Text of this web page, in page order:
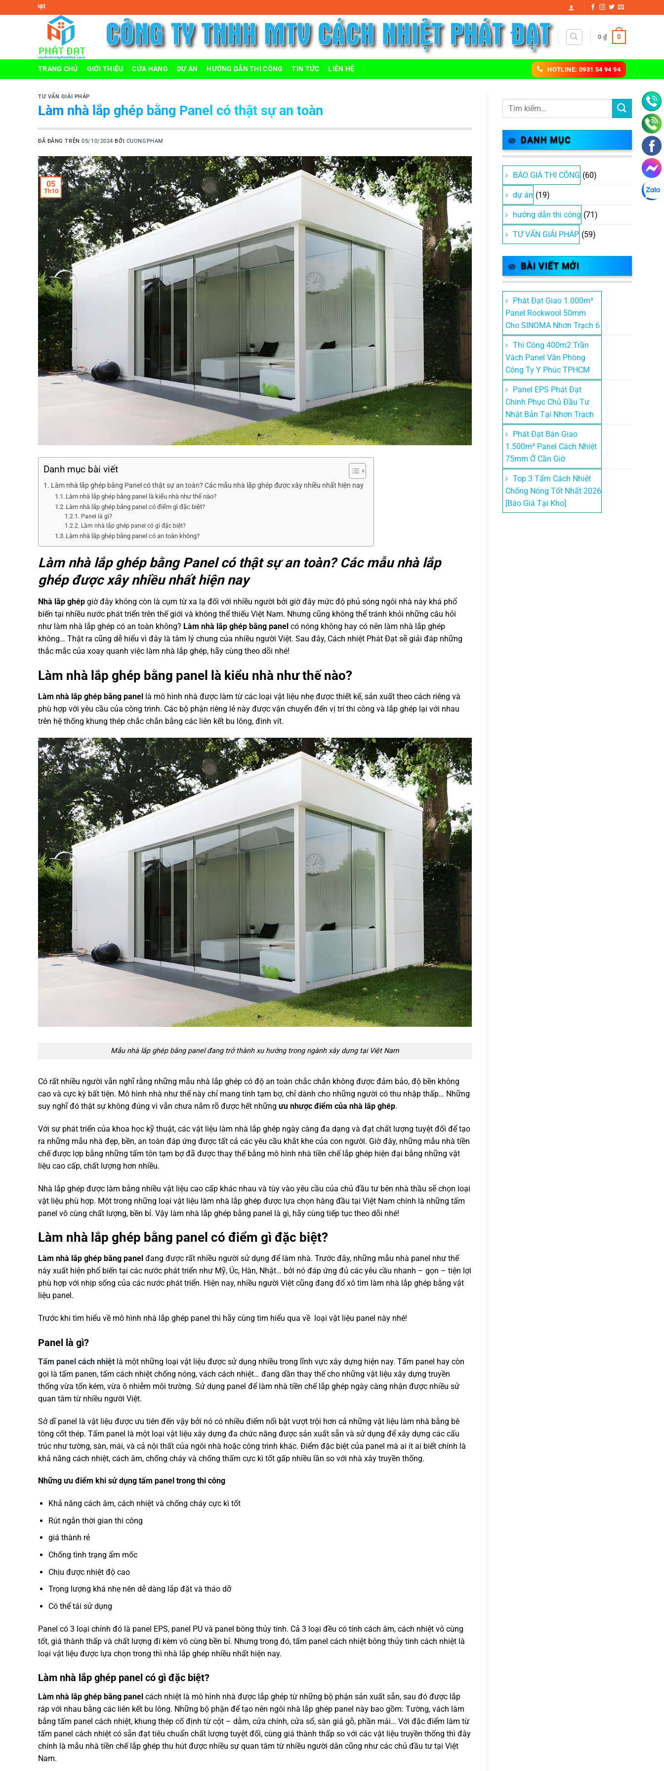
đến
0 ₫ 0
TRANG CHỦ GIỚI THIỆU CỬA HÀNG DỰ ÁN HƯỚNG DẪN THI CÔNG TIN TỨC LIÊN HỆ HOTLINE: 0931 54 94 94
TƯ VẤN GIẢI PHÁP
Làm nhà lắp ghép bằng Panel có thật sự an toàn
ĐÃ ĐĂNG TRÊN05/10/2024 BỞI CUONGPHAM
05
Th10
Danh mục bài viết
Làm nhà lắp ghép bằng Panel có thật sự an toàn? Các mẫu nhà lắp ghép được xây nhiều nhất hiện nay
Làm nhà lắp ghép bằng panel là kiểu nhà như thế nào?
Làm nhà lắp ghép bằng panel có điểm gì đặc biệt?
Panel là gì?
Làm nhà lắp ghép panel có gì đặc biệt?
Làm nhà lắp ghép bằng panel có an toàn không?
Làm nhà lắp ghép bằng Panel có thật sự an toàn? Các mẫu nhà lắp
ghép được xây nhiều nhất hiện nay
Nhà lắp ghép giờ đây không còn là cụm từ xa lạ đối với nhiều người bởi giờ đây mức độ phủ sóng ngôi nhà này khá phổ
biến tại nhiều nước phát triển trên thế giới và không thể thiếu Việt Nam. Nhưng cũng không thể tránh khỏi những câu hỏi
như làm nhà lắp ghép có an toàn không? Làm nhà lắp ghép bằng panel có nóng không hay có nên làm nhà lắp ghép
không… Thật ra cũng dễ hiểu vì đây là tâm lý chung của nhiều người Việt. Sau đây, Cách nhiệt Phát Đạt sẽ giải đáp những
thắc mắc của xoay quanh việc làm nhà lắp ghép, hãy cùng theo dõi nhé!
Làm nhà lắp ghép bằng panel là kiểu nhà như thế nào?
Làm nhà lắp ghép bằng panel là mô hình nhà được làm từ các loại vật liệu nhẹ được thiết kế, sản xuất theo cách riêng và
phù hợp với yêu cầu của công trình. Các bộ phận riêng lẻ này được vận chuyển đến vị trí thi công và lắp ghép lại với nhau
trên hệ thống khung thép chắc chắn bằng các liên kết bu lông, đinh vít.
Mẫu nhà lắp ghép bằng panel đang trở thành xu hướng trong ngành xây dựng tại Việt Nam
Có rất nhiều người vẫn nghĩ rằng những mẫu nhà lắp ghép có độ an toàn chắc chắn không được đảm bảo, độ bền không
cao và cực kỳ bất tiện. Mô hình nhà như thế này chỉ mang tính tạm bợ, chỉ dành cho những người có thu nhập thấp… Những
suy nghĩ đó thật sự không đúng vì vẫn chưa nắm rõ được hết những ưu nhược điểm của nhà lắp ghép.
Với sự phát triển của khoa học kỹ thuật, các vật liệu làm nhà lắp ghép ngày càng đa dạng và đạt chất lượng tuyệt đối để tạo
ra những mẫu nhà đẹp, bền, an toàn đáp ứng được tất cả các yêu cầu khắt khe của con người. Giờ đây, những mẫu nhà tiền
chế được lợp bằng những tấm tôn tạm bợ đã được thay thế bằng mô hình nhà tiền chế lắp ghép hiện đại bằng những vật
liệu cao cấp, chất lượng hơn nhiều.
Nhà lắp ghép được làm bằng nhiều vật liệu cao cấp khác nhau và tùy vào yêu cầu của chủ đầu tư bên nhà thầu sẽ chọn loại
vật liệu phù hợp. Một trong những loại vật liệu làm nhà lắp ghép được lựa chọn hàng đầu tại Việt Nam chính là những tấm
panel vô cùng chất lượng, bền bỉ. Vậy làm nhà lắp ghép bằng panel là gì, hãy cùng tiếp tục theo dõi nhé!
Làm nhà lắp ghép bằng panel có điểm gì đặc biệt?
Làm nhà lắp ghép bằng panel đang được rất nhiều người sử dụng để làm nhà. Trước đây, những mẫu nhà panel như thế
này xuất hiện phổ biến tại các nước phát triển như Mỹ, Úc, Hàn, Nhật… bởi nó đáp ứng đủ các yêu cầu nhanh – gọn – tiện lợi
phù hợp với nhịp sống của các nước phát triển. Hiện nay, nhiều người Việt cũng đang đổ xô tìm làm nhà lắp ghép bằng vật
liệu panel.
Trước khi tìm hiểu về mô hình nhà lắp ghép panel thì hãy cùng tìm hiểu qua về loại vật liệu panel này nhé!
Panel là gì?
Tấm panel cách nhiệt là một những loại vật liệu được sử dụng nhiều trong lĩnh vực xây dựng hiện nay. Tấm panel hay còn
gọi là tấm panen, tấm cách nhiệt chống nóng, vách cách nhiệt… đang dần thay thế cho những vật liệu xây dựng truyền
thống vừa tốn kém, vừa ô nhiễm môi trường. Sử dụng panel để làm nhà tiền chế lắp ghép ngày càng nhận được nhiều sử
quan tâm từ nhiều người Việt.
Sở dĩ panel là vật liệu được ưu tiên đến vậy bởi nó có nhiều điểm nổi bật vượt trội hơn cả những vật liệu làm nhà bằng bê
tông cốt thép. Tấm panel là một loại vật liệu xây dựng đa chức năng được sản xuất sẵn và sử dụng để xây dựng các cấu
trúc như tường, sàn, mái, và cả nội thất của ngôi nhà hoặc công trình khác. Điểm đặc biệt của panel mà ai ít ai biết chính là
khả năng cách nhiệt, cách âm, chống cháy và chống thấm cực kì tốt gấp nhiều lần so với nhà xây truyền thống.
Những ưu điểm khi sử dụng tấm panel trong thi công
Khả năng cách âm, cách nhiệt và chống cháy cực kì tốt
Rút ngắn thời gian thi công
giá thành rẻ
Chống tình trạng ẩm mốc
Chịu được nhiệt độ cao
Trọng lượng khá nhẹ nên dễ dàng lắp đặt và tháo dỡ
Có thể tái sử dụng
Panel có 3 loại chính đó là panel EPS, panel PU và panel bông thủy tinh. Cả 3 loại đều có tính cách âm, cách nhiệt vô cùng
tốt, giá thành thấp và chất lượng đi kèm vô cùng bền bỉ. Nhưng trong đó, tấm panel cách nhiệt bông thủy tinh cách nhiệt là
loại vật liệu được lựa chọn trong thì nhà lắp ghép nhiều nhất hiện nay.
Làm nhà lắp ghép panel có gì đặc biệt?
Làm nhà lắp ghép bằng panel cách nhiệt là mô hình nhà được lắp ghép từ những bộ phận sản xuất sẵn, sau đó được lắp
ráp với nhau bằng các liên kết bu lông. Những bộ phận để tạo nên ngôi nhà lắp ghép panel này bao gồm: Tường, vách làm
bằng tấm panel cách nhiệt, khung thép cố định từ cột – dằm, cửa chính, cửa sổ, sàn giả gỗ, phần mái… Với đặc điểm làm từ
tấm panel cách nhiệt có sẵn đạt tiêu chuẩn chất lượng tuyệt đối, cùng giá thành thấp so với các vật liệu truyền thống thì đây
chính là mẫu nhà tiền chế lắp ghép thu hút được nhiều sự quan tâm từ nhiều người dân cũng như các chủ đầu tư tại Việt
Nam.
DANH MỤC
BÁO GIÁ THI CÔNG (60)
dự án (19)
hướng dẫn thi công (71)
TƯ VẤN GIẢI PHÁP (59)
BÀI VIẾT MỚI
Phát Đạt Giao 1.000m²
Panel Rockwool 50mm
Cho SINOMA Nhơn Trạch 6
Thi Công 400m2 Trần
Vách Panel Văn Phòng
Công Ty Y Phúc TPHCM
Panel EPS Phát Đạt
Chinh Phục Chủ Đầu Tư
Nhật Bản Tại Nhơn Trạch
Phát Đạt Bàn Giao
1.500m² Panel Cách Nhiệt
75mm Ở Cần Giờ
Top 3 Tấm Cách Nhiệt
Chống Nóng Tốt Nhất 2026
[Báo Giá Tại Kho]